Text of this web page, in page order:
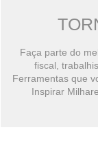
Faça parte do
fiscal,
Ferramentas que
Inspirar